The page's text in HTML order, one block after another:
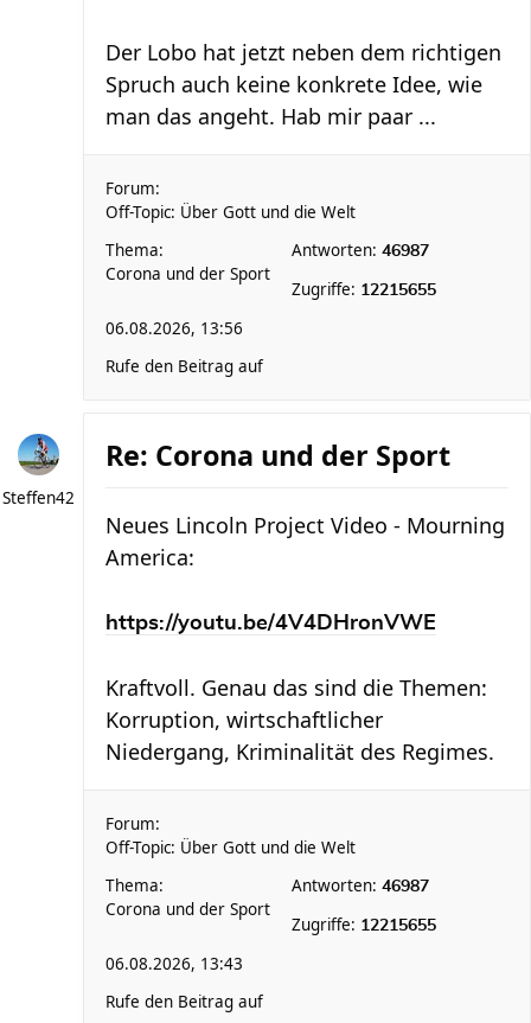
Der Lobo hat jetzt neben dem richtigen
Spruch auch keine konkrete Idee, wie
man das angeht. Hab mir paar ...
Forum:
Off-Topic: Über Gott und die Welt
Thema:
Corona und der Sport
Antworten: 46987
Zugriffe: 12215655
06.08.2026, 13:56
Rufe den Beitrag auf
Steffen42
Re: Corona und der Sport
Neues Lincoln Project Video - Mourning
America:
https://youtu.be/4V4DHronVWE
Kraftvoll. Genau das sind die Themen:
Korruption, wirtschaftlicher
Niedergang, Kriminalität des Regimes.
Forum:
Off-Topic: Über Gott und die Welt
Thema:
Corona und der Sport
Antworten: 46987
Zugriffe: 12215655
06.08.2026, 13:43
Rufe den Beitrag auf